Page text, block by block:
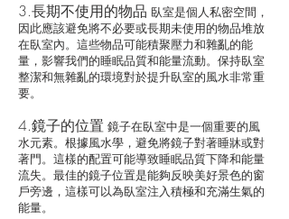
3.長期不使用的物品 臥室是個人私密空間，
因此應該避免將不必要或長期未使用的物品堆放
在臥室內。這些物品可能積聚壓力和雜亂的能
量，影響我們的睡眠品質和能量流動。保持臥室
整潔和無雜亂的環境對於提升臥室的風水非常重
要。
4.鏡子的位置 鏡子在臥室中是一個重要的風
水元素。根據風水學，避免將鏡子對著睡牀或對
著門。這樣的配置可能導致睡眠品質下降和能量
流失。最佳的鏡子位置是能夠反映美好景色的窗
戶旁邊，這樣可以為臥室注入積極和充滿生氣的
能量。